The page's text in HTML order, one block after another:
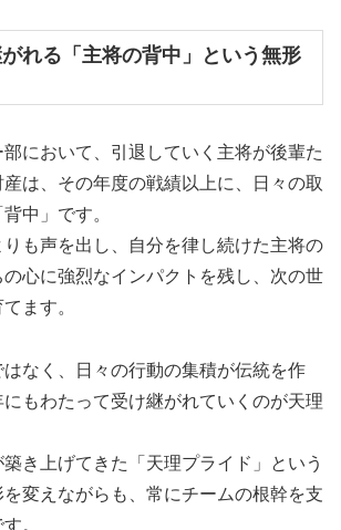
れる「主将の背中」という無形
において、引退していく主将が後輩た
は、その年度の戦績以上に、日々の取
中」です。
も声を出し、自分を律し続けた主将の
心に強烈なインパクトを残し、次の世
ます。
なく、日々の行動の集積が伝統を作
にもわたって受け継がれていくのが天理
き上げてきた「天理プライド」という
変えながらも、常にチームの根幹を支
。